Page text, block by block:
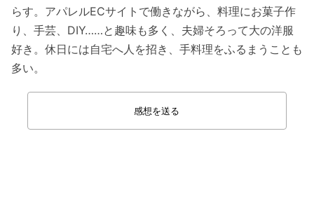
らす。アパレルECサイトで働きながら、料理にお菓子作
り、手芸、DIY……と趣味も多く、夫婦そろって大の洋服
好き。休日には自宅へ人を招き、手料理をふるまうことも
多い。
感想を送る